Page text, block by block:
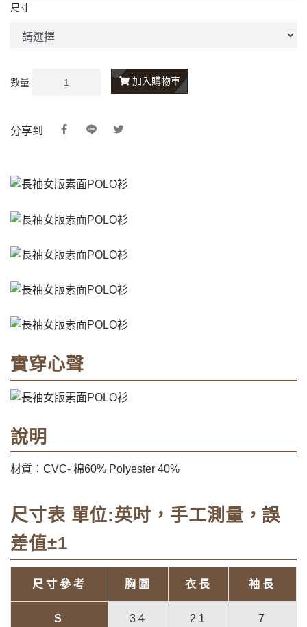
尺寸
數量 加入購物車
分享到
實穿心聲
說明
材質：CVC- 棉60% Polyester 40%
尺寸表 單位:英吋，手工測量，誤
差值±1
尺寸參考 胸圍 衣長 袖長
S 34 21 7